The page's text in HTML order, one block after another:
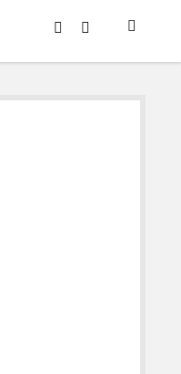
twitterfacebook